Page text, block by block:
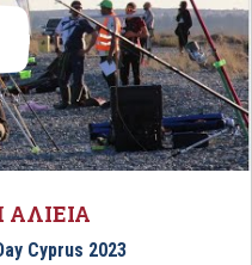
Cyprus 2023